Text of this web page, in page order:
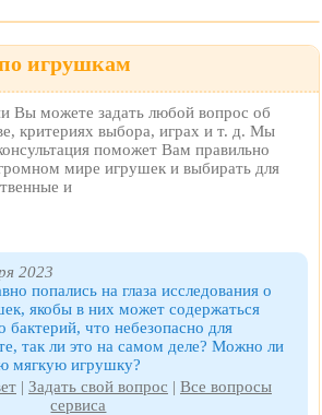
игрушкам
Вы можете задать любой вопрос об
критериях выбора, играх и т. д. Мы
поможет Вам правильно
мире игрушек и выбирать для
и
2023
попались на глаза исследования о
якобы в них может содержаться
бактерий, что небезопасно для
так ли это на самом деле? Можно ли
мягкую игрушку?
| Задать свой вопрос | Все вопросы
сервиса